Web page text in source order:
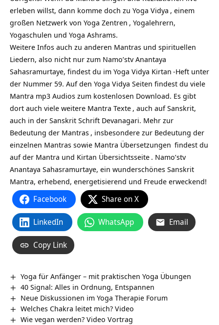
erleben willst, dann komme doch zu Yoga Vidya , einem
großen Netzwerk von Yoga Zentren , Yogalehrern,
Yogaschulen und Yoga Ashrams.
Weitere Infos auch zu anderen Mantras und spirituellen
Liedern, also nicht nur zum Namo’stv Anantaya
Sahasramurtaye, findest du im Yoga Vidya Kirtan -Heft unter
der Nummer 59. Auf den Yoga Vidya Seiten findest du viele
Mantra mp3 Audios zum kostenlosen Download. Es gibt
dort auch viele weitere Mantra Texte , auch auf Sanskrit,
auch in der Sanskrit Schrift Devanagari. Mehr zur
Bedeutung der Mantras , insbesondere zur Bedeutung der
einzelnen Mantras sowie Mantra Übersetzungen findest du
aufder Mantra und Kirtan Übersichtsseite . Namo’stv
Anantaya Sahasramurtaye, ein wunderschönes Sanskrit
Mantra, erhebend, energetisierend und Freude erweckend!
Facebook Share on X
LinkedIn WhatsApp Email
Copy Link
Yoga für Anfänger – mit praktischen Yoga Übungen
40 Signal: Alles in Ordnung, Entspannen
Neue Diskussionen im Yoga Therapie Forum
Welches Chakra leitet mich? Video
Wie vegan werden? Video Vortrag